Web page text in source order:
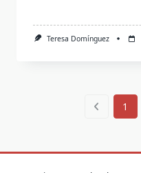
Teresa Domínguez
1